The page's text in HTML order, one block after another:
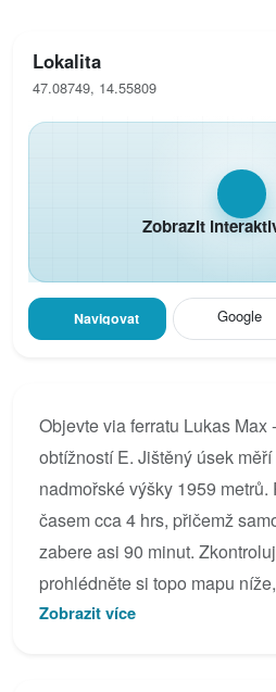
Lokalita
47.08749, 14.55809
Zobrazit
Navigovat Google
Objevte via ferratu Lukas Max
obtížností E. Jištěný úsek
nadmořské výšky 1959
časem cca 4 hrs, přičemž
zabere asi 90 minut.
prohlédněte si topo mapu
fotky pro Lukas Max -
Zobrazit více